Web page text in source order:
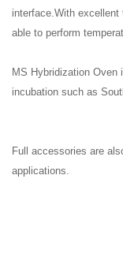
interface. With excellent
able to perform
MS Hybridization Oven
incubation such as
Full accessories are
applications.